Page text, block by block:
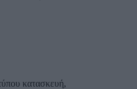
κατασκευή,